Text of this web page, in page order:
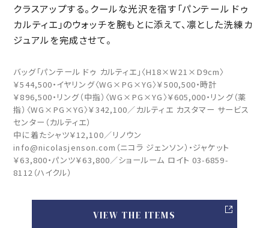
クラスアップする。クールな光沢を宿す「パンテール ドゥ
カルティエ」のウォッチを腕もとに添えて、凛とした洗練カ
ジュアルを完成させて。
バッグ「パンテール ドゥ カルティエ」〈H18×W21×D9cm〉
￥544,500・イヤリング〈WG×PG×YG〉￥500,500・時計
￥896,500・リング（中指）〈WG×PG×YG〉￥605,000・リング（薬
指）〈WG×PG×YG〉￥342,100／カルティエ カスタマー サービス
センター（カルティエ）
中に着たシャツ￥12,100／リノウン
info@nicolasjenson.com（ニコラ ジェンソン）・ジャケット
￥63,800・パンツ￥63,800／ショールーム ロイト 03-6859-
8112（ハイクル）
VIEW THE ITEMS